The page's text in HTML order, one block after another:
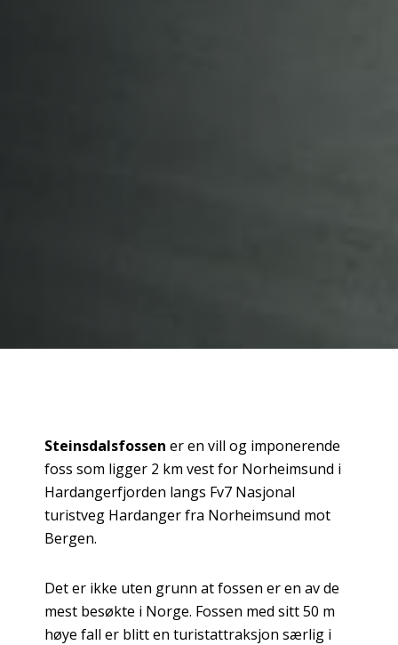
Steinsdalsfossen er en vill og imponerende
foss som ligger 2 km vest for Norheimsund i
Hardangerfjorden langs Fv7 Nasjonal
turistveg Hardanger fra Norheimsund mot
Bergen.
Det er ikke uten grunn at fossen er en av de
mest besøkte i Norge. Fossen med sitt 50 m
høye fall er blitt en turistattraksjon særlig i